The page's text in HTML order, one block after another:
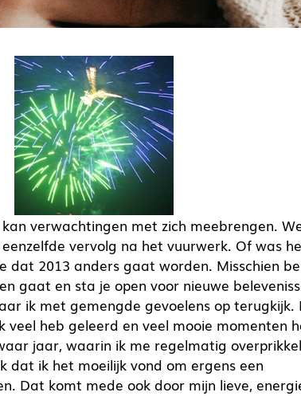
verwachtingen met zich meebrengen.
vervolg na het vuurwerk. Of was
dat 2013 anders gaat worden. Misschien
gaat en sta je open voor nieuwe
ik met gemengde gevoelens op terugkijk.
heb geleerd en veel mooie momenten
jaar, waarin ik me regelmatig
dat ik het moeilijk vond om ergens een
Dat komt mede ook door mijn lieve,